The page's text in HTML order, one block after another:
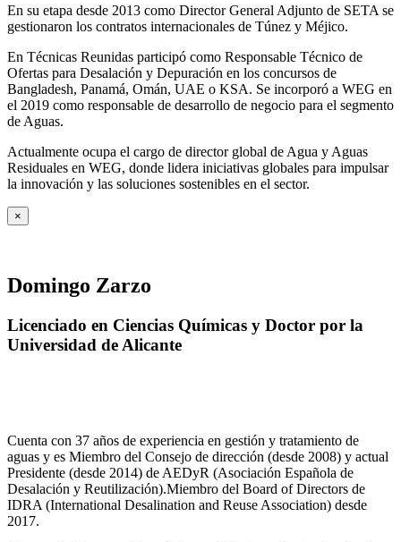
En su etapa desde 2013 como Director General Adjunto de SETA se
gestionaron los contratos internacionales de Túnez y Méjico.
En Técnicas Reunidas participó como Responsable Técnico de
Ofertas para Desalación y Depuración en los concursos de
Bangladesh, Panamá, Omán, UAE o KSA. Se incorporó a WEG en
el 2019 como responsable de desarrollo de negocio para el segmento
de Aguas.
Actualmente ocupa el cargo de director global de Agua y Aguas
Residuales en WEG, donde lidera iniciativas globales para impulsar
la innovación y las soluciones sostenibles en el sector.
×
Domingo Zarzo
Licenciado en Ciencias Químicas y Doctor por la
Universidad de Alicante
Cuenta con 37 años de experiencia en gestión y tratamiento de
aguas y es Miembro del Consejo de dirección (desde 2008) y actual
Presidente (desde 2014) de AEDyR (Asociación Española de
Desalación y Reutilización).Miembro del Board of Directors de
IDRA (International Desalination and Reuse Association) desde
2017.